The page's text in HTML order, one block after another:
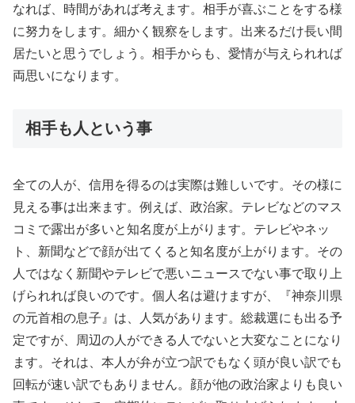
なれば、時間があれば考えます。相手が喜ぶことをする様
に努力をします。細かく観察をします。出来るだけ長い間
居たいと思うでしょう。相手からも、愛情が与えられれば
両思いになります。
相手も人という事
全ての人が、信用を得るのは実際は難しいです。その様に
見える事は出来ます。例えば、政治家。テレビなどのマス
コミで露出が多いと知名度が上がります。テレビやネッ
ト、新聞などで顔が出てくると知名度が上がります。その
人ではなく新聞やテレビで悪いニュースでない事で取り上
げられれば良いのです。個人名は避けますが、『神奈川県
の元首相の息子』は、人気があります。総裁選にも出る予
定ですが、周辺の人ができる人でないと大変なことになり
ます。それは、本人が弁が立つ訳でもなく頭が良い訳でも
回転が速い訳でもありません。顔が他の政治家よりも良い